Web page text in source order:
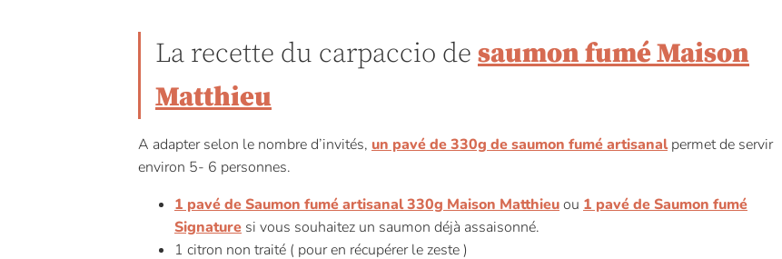
La recette du carpaccio de saumon fumé Maison
Matthieu
A adapter selon le nombre d’invités, un pavé de 330g de saumon fumé artisanalpermet de servir
environ 5- 6 personnes.
1 pavé de Saumon fumé artisanal 330g Maison Matthieuou 1 pavé de Saumon fumé
Signature si vous souhaitez un saumon déjà assaisonné.
1 citron non traité ( pour en récupérer le zeste )